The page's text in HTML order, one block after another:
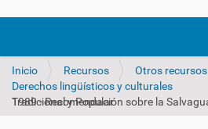
Inicio Recursos Otros recursos
Derechos lingüísticos y culturales
1989 - Recomendación sobre la Salvaguardia de la Cultura Tradicional y Popular